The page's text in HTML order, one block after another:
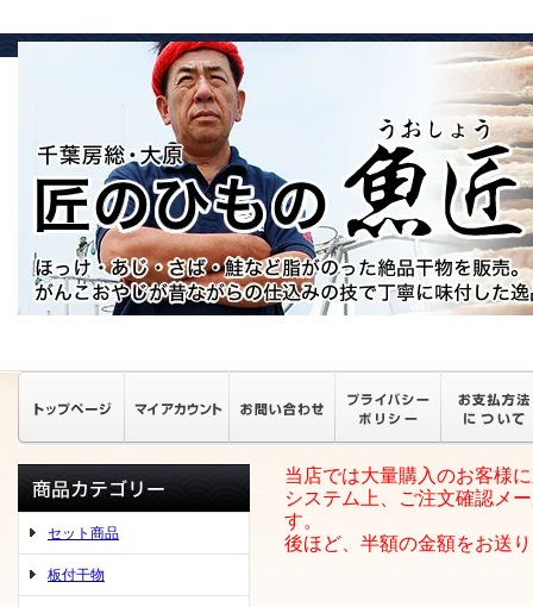
セット商品
板付干物
当店では大量購入のお客様
システム上、ご注文確認メ
す。
後ほど、半額の金額をお送